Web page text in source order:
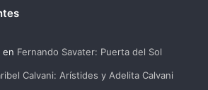
en Fernando Savater: Puerta del Sol
Calvani: Arístides y Adelita Calvani